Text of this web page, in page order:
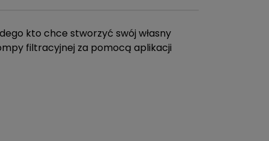
kto chce stworzyć swój własny
filtracyjnej za pomocą aplikacji